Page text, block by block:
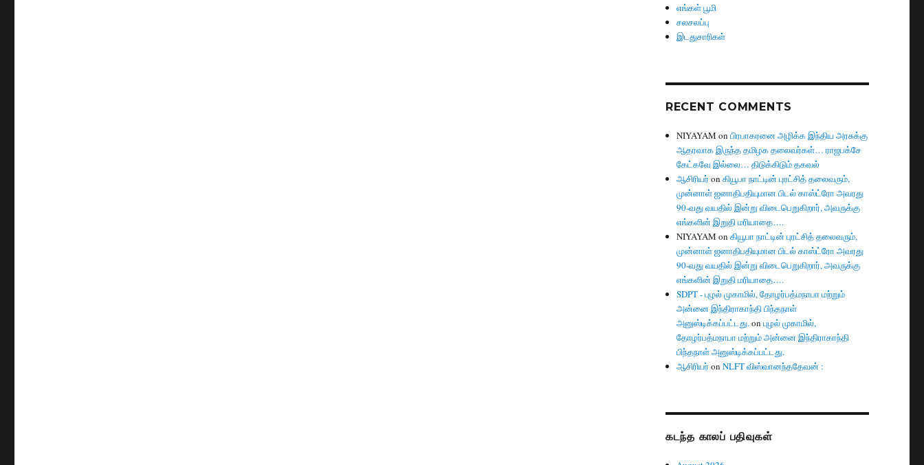
எங்கள் பூமி
சலசலப்பு
இடதுசாரிகள்
RECENT COMMENTS
NIYAYAM onபிரபாகரனை அழிக்க இந்திய அரசுக்கு
ஆதரவாக இருந்த தமிழக தலைவர்கள்… ராஜபக்சே
கேட்கவே இல்லை… திடுக்கிடும் தகவல்
ஆசிரியர் onகியூபா நாட்டின் புரட்சித் தலைவரும்,
முன்னாள் ஜனாதிபதியுமான பிடல் காஸ்ட்ரோ அவரது
90-வது வயதில் இன்று விடைபெறுகிறார், அவருக்கு
எங்களின் இறுதி மரியாதை….
NIYAYAM onகியூபா நாட்டின் புரட்சித் தலைவரும்,
முன்னாள் ஜனாதிபதியுமான பிடல் காஸ்ட்ரோ அவரது
90-வது வயதில் இன்று விடைபெறுகிறார், அவருக்கு
எங்களின் இறுதி மரியாதை….
SDPT - புழல் முகாமில், தோழர்பத்மநாபா மற்றும்
அன்னை இந்திராகாந்தி பிந்தநாள்
அனுஸ்டிக்கப்பட்டது.onபுழல் முகாமில்,
தோழர்பத்மநாபா மற்றும் அன்னை இந்திராகாந்தி
பிந்தநாள் அனுஸ்டிக்கப்பட்டது.
ஆசிரியர் onNLFT விஸ்வானந்ததேவன் :
கடந்த காலப் பதிவுகள்